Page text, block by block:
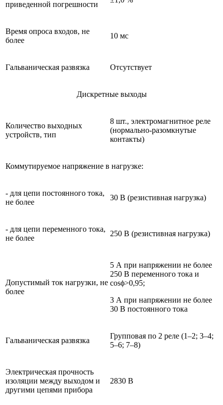
приведенной погрешности
Время опроса входов, не
более
10 мс
Гальваническая развязка Отсутствует
Дискретные выходы
Количество выходных
устройств, тип
8 шт., электромагнитное реле
(нормально-разомкнутые
контакты)
Коммутируемое напряжение в нагрузке:
- для цепи постоянного тока,
не более
30 В (резистивная нагрузка)
- для цепи переменного тока,
не более
250 В (резистивная нагрузка)
Допустимый ток нагрузки, не
более
5 А при напряжении не более
250 В переменного тока и
cosϕ>0,95;
3 А при напряжении не более
30 В постоянного тока
Гальваническая развязка
Групповая по 2 реле (1–2; 3–4;
5–6; 7–8)
Электрическая прочность
изоляции между выходом и
другими цепями прибора
2830 В